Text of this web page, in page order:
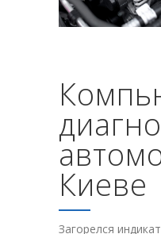
Киеве
Загорелся